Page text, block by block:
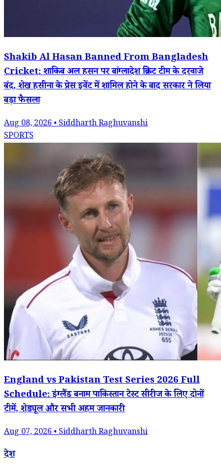
Shakib Al Hasan Banned From Bangladesh
Cricket: शाकिब अल हसन पर बांग्लादेश क्रिकेट टीम के दरवाजे
बंद, शेख हसीना के प्रेस इवेंट में शामिल होने के बाद सरकार ने लिया
बड़ा फैसला
Aug 08, 2026 • Siddharth Raghuvanshi
SPORTS
England vs Pakistan Test Series 2026 Full
Schedule: इंग्लैंड बनाम पाकिस्तान टेस्ट सीरीज के लिए दोनों
टीमें, शेड्यूल और सभी अहम जानकारी
Aug 07, 2026 • Siddharth Raghuvanshi
देश